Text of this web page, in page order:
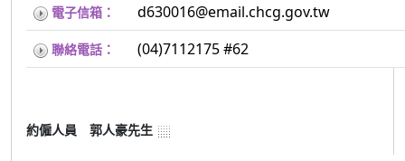
電子信箱： d630016@email.chcg.gov.tw
聯絡電話： (04)7112175 #62
約僱人員 郭人豪先生